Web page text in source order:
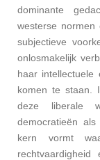
dominante
westerse normen
subjectieve
onlosmakelijk
haar
komen te staan.
deze liberale
democratieën
kern vormt